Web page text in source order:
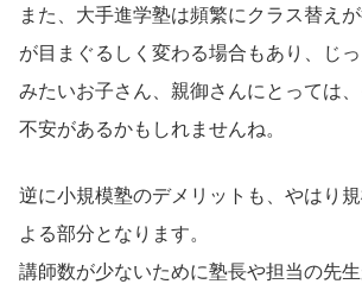
また、大手進学塾は頻繁にクラス替え
が目まぐるしく変わる場合もあり、じ
みたいお子さん、親御さんにとっては
不安があるかもしれませんね。
逆に小規模塾のデメリットも、やはり
よる部分となります。
講師数が少ないために塾長や担当の